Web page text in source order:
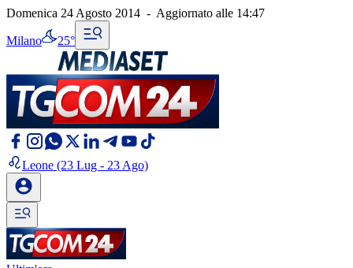
Domenica 24 Agosto 2014 - Aggiornato alle 14:47
Milano 25°
Leone (23 Lug - 23 Ago)